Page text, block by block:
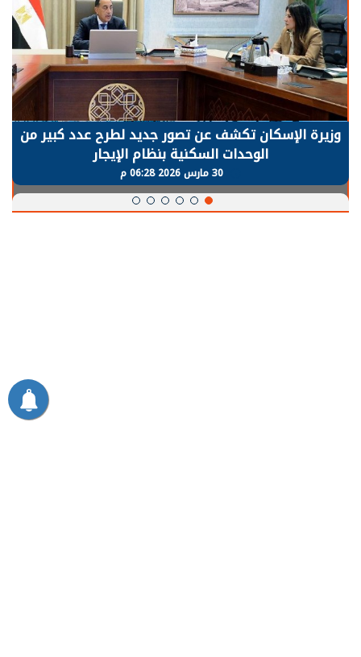
الرئيس السيسي: توقف الأنشطة في قطاع الطاقة
يحتاج إلى سنوات لعودة معدلات الإنتاج الطبيعية